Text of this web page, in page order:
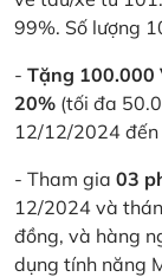
99%. Số lượng
- Tặng 100.000
20% (tối đa
12/12/2024
- Tham gia 03
12/2024 và
đồng, và hàng
dụng tính năng